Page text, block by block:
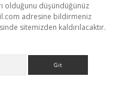
olduğunu düşündüğünüz
adresine bildirmeniz
sitemizden kaldırılacaktır.